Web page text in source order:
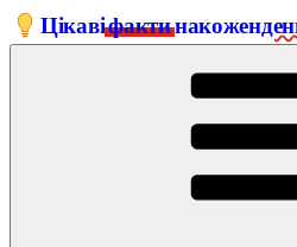
Перейти
до
Цікавіфактинакожен